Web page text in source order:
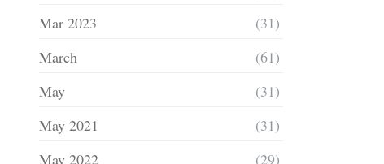
Mar 2023
(31)
March
(61)
May
(31)
May 2021
(31)
May 2022
(29)